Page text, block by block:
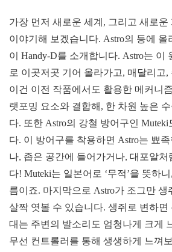
가장 먼저 새로운 세계, 그리고 새로운
이야기해 보겠습니다. Astro의 등에 올
이 Handy-D를 소개합니다. Astro는 이
로 이곳저곳 기어 올라가고, 매달리고
이건 이전 작품에서도 활용한 메커니
랫포밍 요소와 결합해, 한 차원 높은
다. 또한 Astro의 강철 방어구인 Muteki
다. 이 방어구를 착용하면 Astro는 뾰
나, 좁은 공간에 들어가거나, 대포알처
다! Muteki는 일본어로 ‘무적’을 뜻하
름이죠. 마지막으로 Astro가 조그만 생
살짝 엿볼 수 있습니다. 생쥐로 변하면
대는 주변의 발소리도 엄청나게 크게
무선 컨트롤러를 통해 생생하게 느껴